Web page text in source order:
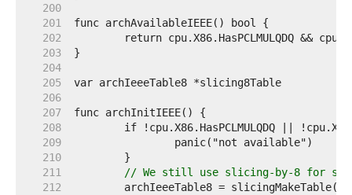
   200
   201
   202
   203
   204
   205
   206
   207
   208
   209
   210
   211
// We still use slicing-by-8 for
   212